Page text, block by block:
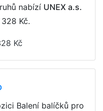
nabízí UNEX a.s.
Kč.
Kč
Balení balíčků pro